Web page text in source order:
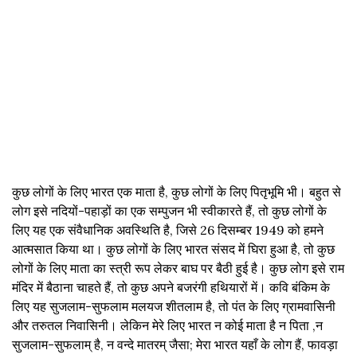
कुछ लोगों के लिए भारत एक माता है, कुछ लोगों के लिए पितृभूमि भी। बहुत से
लोग इसे नदियों-पहाड़ों का एक सम्पुजन भी स्वीकारते हैं, तो कुछ लोगों के
लिए यह एक संवैधानिक अवस्थिति है, जिसे 26 दिसम्बर 1949 को हमने
आत्मसात किया था। कुछ लोगों के लिए भारत संसद में घिरा हुआ है, तो कुछ
लोगों के लिए माता का स्त्री रूप लेकर बाघ पर बैठी हुई है। कुछ लोग इसे राम
मंदिर में बैठाना चाहते हैं, तो कुछ अपने बजरंगी हथियारों में। कवि बंकिम के
लिए यह सुजलाम-सुफलाम मलयज शीतलाम है, तो पंत के लिए ग्रामवासिनी
और तरुतल निवासिनी। लेकिन मेरे लिए भारत न कोई माता है न पिता ,न
सुजलाम-सुफलाम् है, न वन्दे मातरम् जैसा; मेरा भारत यहाँ के लोग हैं, फावड़ा